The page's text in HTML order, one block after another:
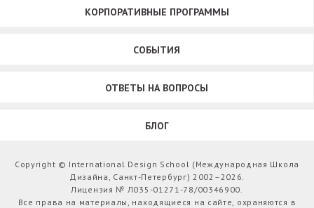
КОРПОРАТИВНЫЕ ПРОГРАММЫ
СОБЫТИЯ
ОТВЕТЫ НА ВОПРОСЫ
БЛОГ
Copyright © International Design School (Международная Школа
Дизайна, Санкт-Петербург) 2002–2026.
Лицензия № Л035-01271-78/00346900.
Все права на материалы, находящиеся на сайте, охраняются в